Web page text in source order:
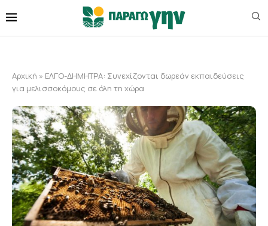
Αρχική » ΕΛΓΟ-ΔΗΜΗΤΡΑ: Συνεχίζονται δωρεάν εκπαιδεύσεις
για μελισσοκόμους σε όλη τη χώρα